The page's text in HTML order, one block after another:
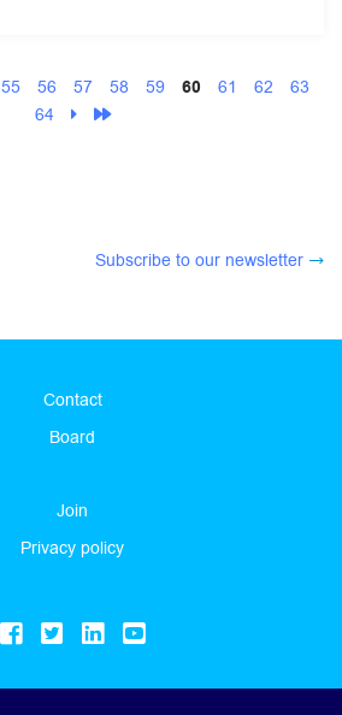
55 56 57 58 59 60 61 62
63
64
Subscribe to our newsletter
Contact
Board
Join
Privacy policy